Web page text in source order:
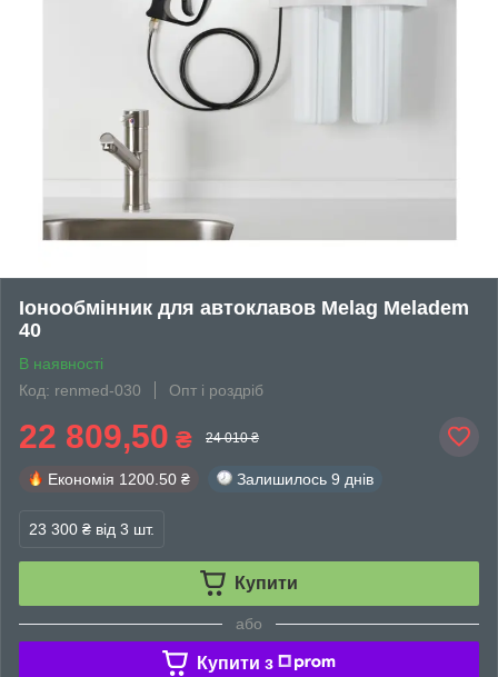
Іонообмінник для автоклавов Melag Meladem
40
В наявності
Код: renmed-030
Опт і роздріб
22 809,50 ₴ 24 010 ₴
Економія 1200.50 ₴ Залишилось 9 днів
23 300 ₴ від 3 шт.
Купити
або
Купити з